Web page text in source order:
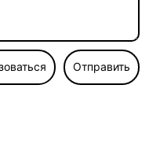
Отправить